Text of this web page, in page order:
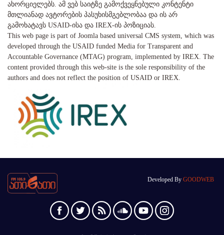
ახორციელებს. ამ ვებ საიტზე გამოქვეყნებული კონტენტი
მთლიანად ავტორების პასუხისმგებლობაა და ის არ
გამოხატავს USAID-ისა და IREX-ის პოზიციას.
This web page is part of Joomla based universal CMS system, which was
developed through the USAID funded Media for Transparent and
Accountable Governance (MTAG) program, implemented by IREX. The
content provided through this web-site is the sole responsibility of the
authors and does not reflect the position of USAID or IREX.
Developed By GOODWEB